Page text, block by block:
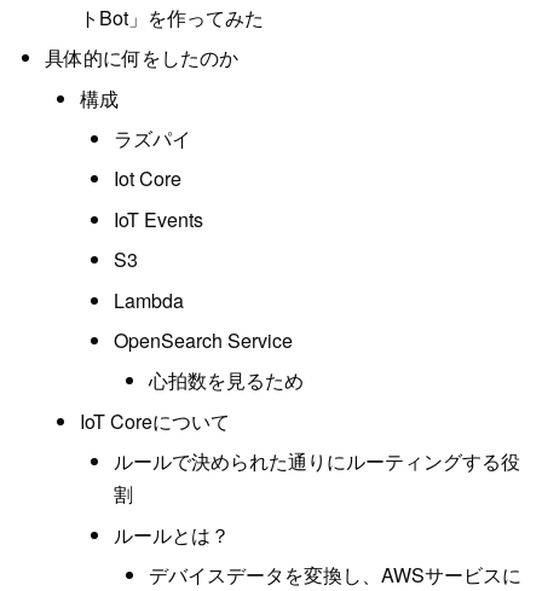
トBot」を作ってみた
具体的に何をしたのか
構成
ラズパイ
Iot Core
IoT Events
S3
Lambda
OpenSearch Service
心拍数を見るため
IoT Coreについて
ルールで決められた通りにルーティングする役
割
ルールとは？
デバイスデータを変換し、AWSサービスに